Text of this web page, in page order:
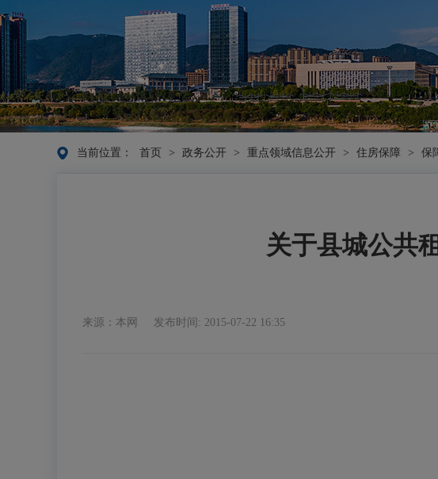
当前位置： 首页 > 政务公开 > 重点领域信息公开 > 住房保障 > 保
关于县城公共
来源：本网 发布时间: 2015-07-22 16:35